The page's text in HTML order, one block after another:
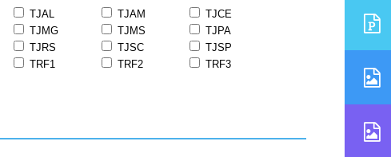
TJAL TJAM
TJCE
TJMG TJMS
TJPA
TJRS TJSC
TJSP
TRF1 TRF2
TRF3